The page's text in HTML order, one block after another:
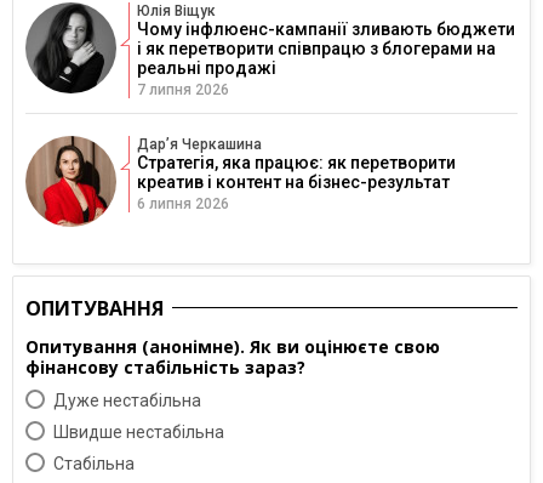
Юлія Віщук
Чому інфлюенс-кампанії зливають бюджети
і як перетворити співпрацю з блогерами на
реальні продажі
7 липня 2026
Дарʼя Черкашина
Стратегія, яка працює: як перетворити
креатив і контент на бізнес-результат
6 липня 2026
ОПИТУВАННЯ
Опитування (анонімне). Як ви оцінюєте свою
фінансову стабільність зараз?
Дуже нестабільна
Швидше нестабільна
Cтабільна